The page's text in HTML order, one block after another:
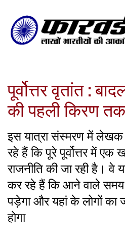
पूर्वोत्तर वृतांत :
की पहली
इस यात्रा संस्मरण में लेखक
रहे हैं कि पूरे पूर्वोत्तर में एक
राजनीति की जा रही है।
कर रहे हैं कि आने वाले समय
पड़ेगा और यहां के लोगों का
होगा